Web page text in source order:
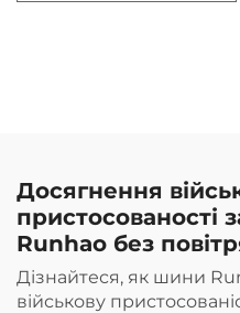
Досягнення
пристосованості
Runhao без
Дізнайтеся, як шини
військову